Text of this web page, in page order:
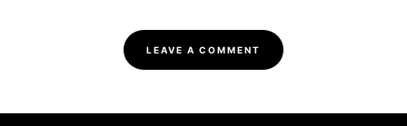
LEAVE A COMMENT